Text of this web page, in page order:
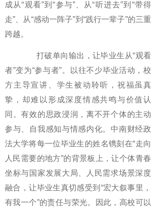
成从“观看”到“参与”、从“听进去”到“带得
走”、从“感动一阵子”到“践行一辈子”的三重
跨越。
打破单向输出，让毕业生从“观看
者”变为“参与者”。以往不少毕业活动，校
方主导宣讲、学生被动聆听，祝福虽真
挚，却难以形成深度情感共鸣与价值认
同。有效的思政浸润，离不开个体的主动
参与、自我感知与情感内化。中南财经政
法大学将每一位毕业生的姓名镌刻在“走向
人民需要的地方”的背景板上，让个体青春
坐标与国家发展大局、人民需求场景深度
融合，让毕业生真切感受到“宏大叙事里，
有我一个”的责任与荣光。因此，高校可以